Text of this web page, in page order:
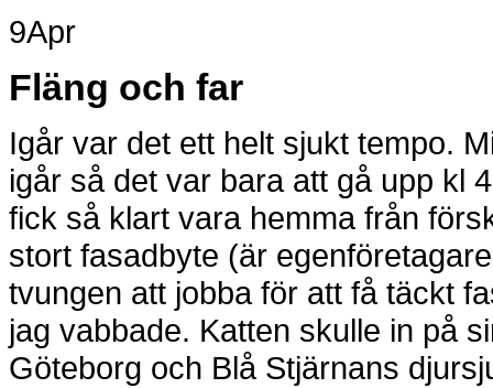
9Apr
Fläng och far
Igår var det ett helt sjukt tempo.
igår så det var bara att gå upp kl
fick så klart vara hemma från
stort fasadbyte (är
tvungen att jobba för att få täckt
jag vabbade. Katten skulle in på
Göteborg och Blå Stjärnans